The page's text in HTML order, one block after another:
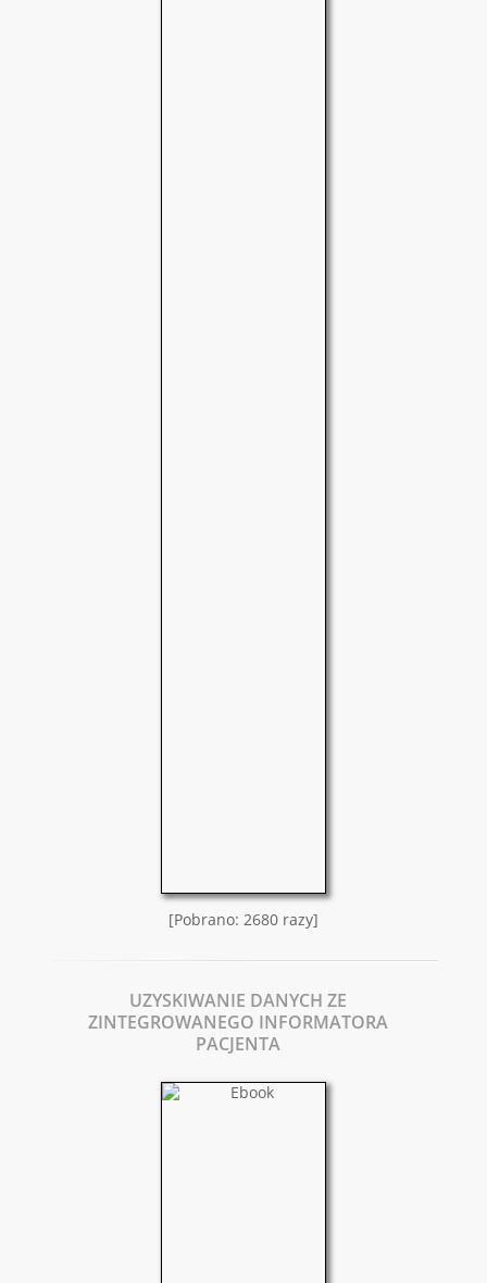
[Pobrano: 2680 razy]
UZYSKIWANIE DANYCH ZE
ZINTEGROWANEGO INFORMATORA
PACJENTA